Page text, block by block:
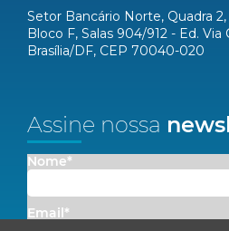
Setor Bancário Norte, Quadra 2,
Bloco F, Salas 904/912 - Ed. Via
Brasília/DF, CEP 70040-020
Assine nossa
Nome*
Email*